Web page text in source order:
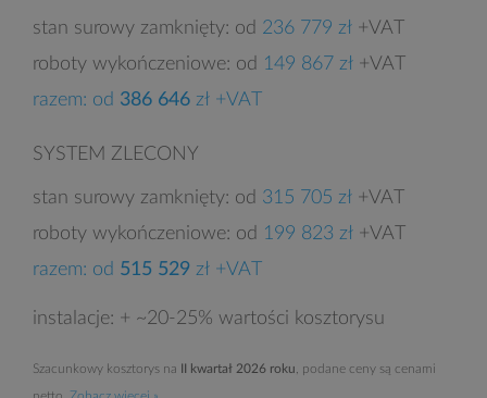
stan surowy zamknięty: od 236 779 zł +VAT
roboty wykończeniowe: od 149 867 zł +VAT
razem: od 386 646 zł +VAT
SYSTEM ZLECONY
stan surowy zamknięty: od 315 705 zł +VAT
roboty wykończeniowe: od 199 823 zł +VAT
razem: od 515 529 zł +VAT
instalacje: + ~20-25% wartości kosztorysu
Szacunkowy kosztorys na II kwartał 2026 roku, podane ceny są cenami